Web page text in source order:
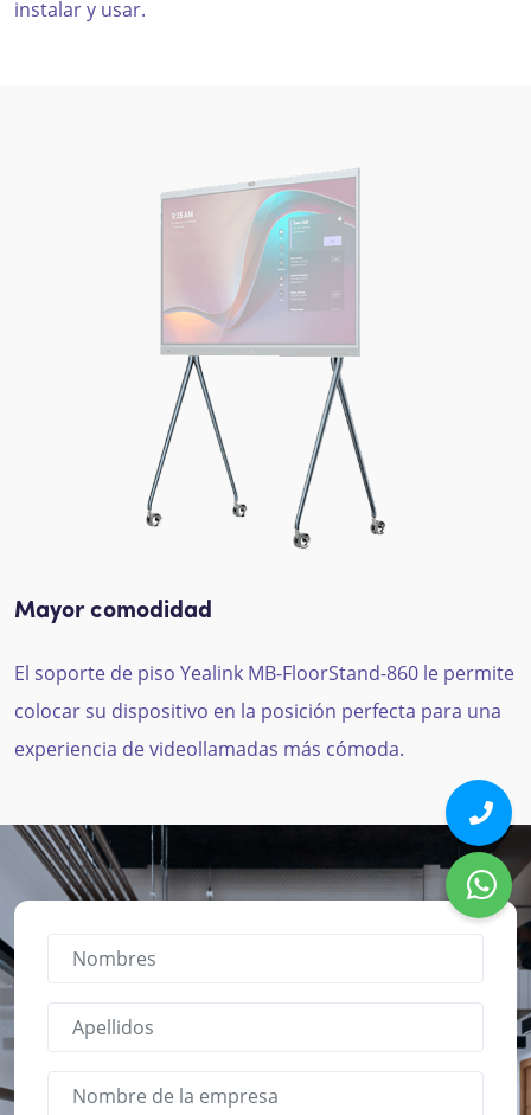
instalar y usar.
Mayor comodidad
El soporte de piso Yealink MB-FloorStand-860 le permite
colocar su dispositivo en la posición perfecta para una
experiencia de videollamadas más cómoda.